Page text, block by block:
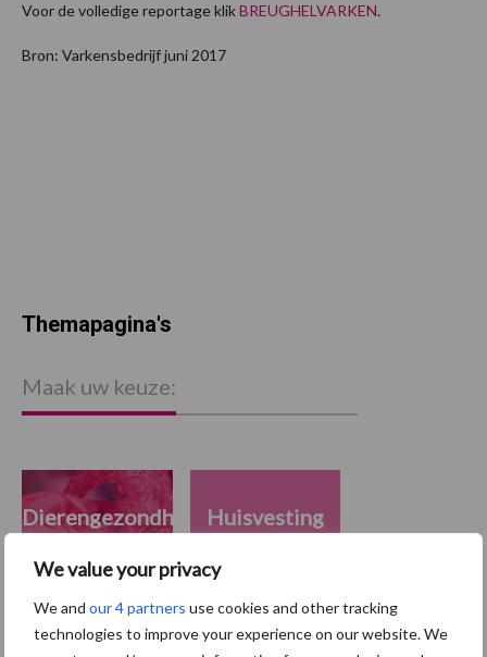
We value your privacy
We and our 4 partners use cookies and other tracking
technologies to improve your experience on our website. We
Voor de volledige reportage klikBREUGHELVARKEN.
Bron: Varkensbedrijf juni 2017
Themapagina's
Maak uw keuze:
Dierengezondheid Huisvesting